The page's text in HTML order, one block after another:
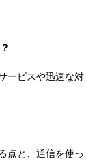
ービスや迅速な対
点と、通信を使っ